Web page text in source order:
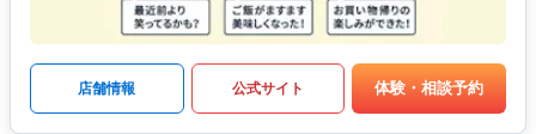
店舗情報 公式サイト 体験・相談予約